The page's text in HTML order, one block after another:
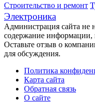
Строительство и ремонт
Электроника
Администрация сайта не
содержание информации,
Оставьте отзыв о
для обсуждения.
Политика
Карта сайта
Обратная связь
О сайте